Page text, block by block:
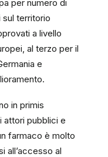
per numero di
territorio
a livello
al terzo per il
e
in primis
attori pubblici e
farmaco è molto
all’accesso al